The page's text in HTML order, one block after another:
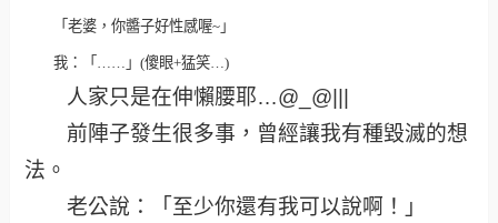
「老婆，你醬子好性感喔~」
我：「……」(傻眼+猛笑…)
人家只是在伸懶腰耶…@_@|||
前陣子發生很多事，曾經讓我有種毀滅的想
法。
老公說：「至少你還有我可以說啊！」